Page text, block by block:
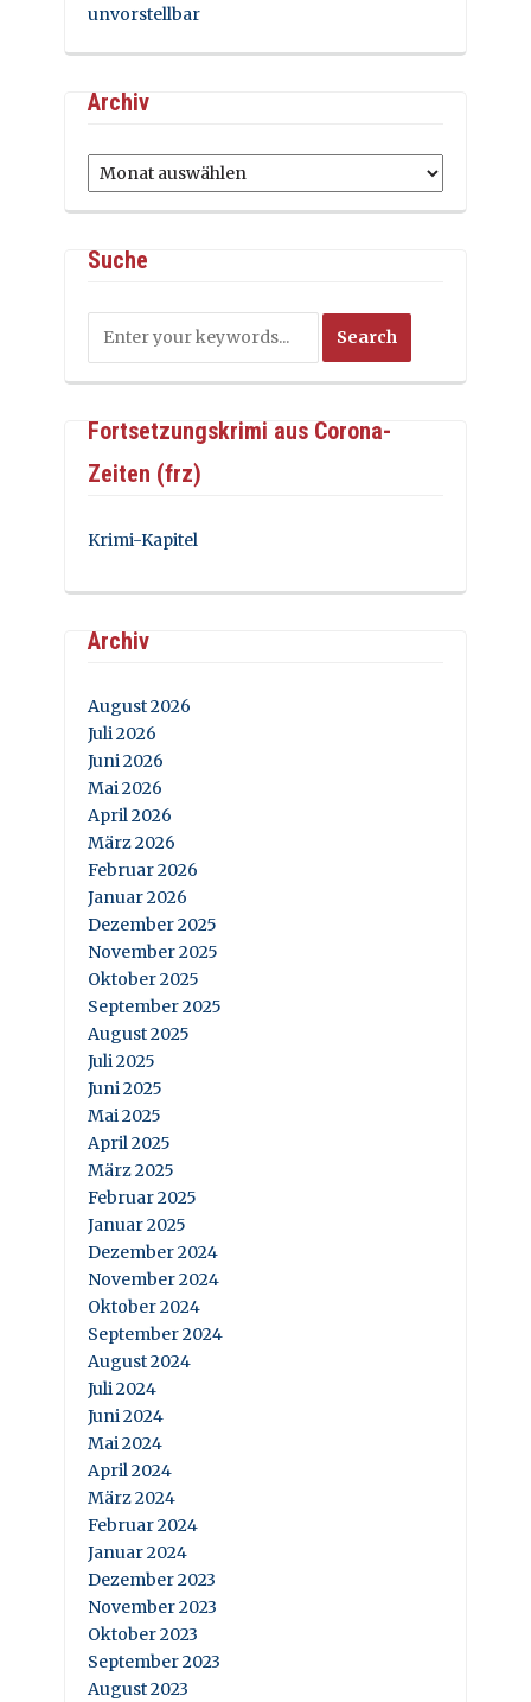
unvorstellbar
Archiv
Archiv
Suche
Fortsetzungskrimi aus Corona-
Zeiten (frz)
Krimi-Kapitel
Archiv
August 2026
Juli 2026
Juni 2026
Mai 2026
April 2026
März 2026
Februar 2026
Januar 2026
Dezember 2025
November 2025
Oktober 2025
September 2025
August 2025
Juli 2025
Juni 2025
Mai 2025
April 2025
März 2025
Februar 2025
Januar 2025
Dezember 2024
November 2024
Oktober 2024
September 2024
August 2024
Juli 2024
Juni 2024
Mai 2024
April 2024
März 2024
Februar 2024
Januar 2024
Dezember 2023
November 2023
Oktober 2023
September 2023
August 2023